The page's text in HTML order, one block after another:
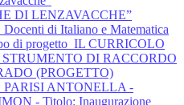
DI LENZAVACCHE”
di Italiano e Matematica
di progetto_IL CURRICOLO
DI RACCORDO
(PROGETTO)
PARISI ANTONELLA -
- Titolo: Inaugurazione